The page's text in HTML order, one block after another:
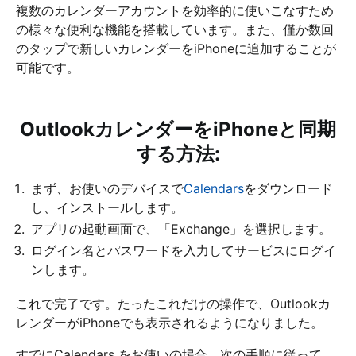
複数のカレンダーアカウントを効率的に使いこなすため
の様々な便利な機能を搭載しています。また、僅か数回
のタップで新しいカレンダーをiPhoneに追加することが
可能です。
OutlookカレンダーをiPhoneと同期
する方法:
まず、お使いのデバイスでCalendarsをダウンロード
し、インストールします。
アプリの起動画面で、「Exchange」を選択します。
ログイン名とパスワードを入力してサービスにログイ
ンします。
これで完了です。たったこれだけの操作で、Outlookカ
レンダーがiPhoneでも表示されるようになりました。